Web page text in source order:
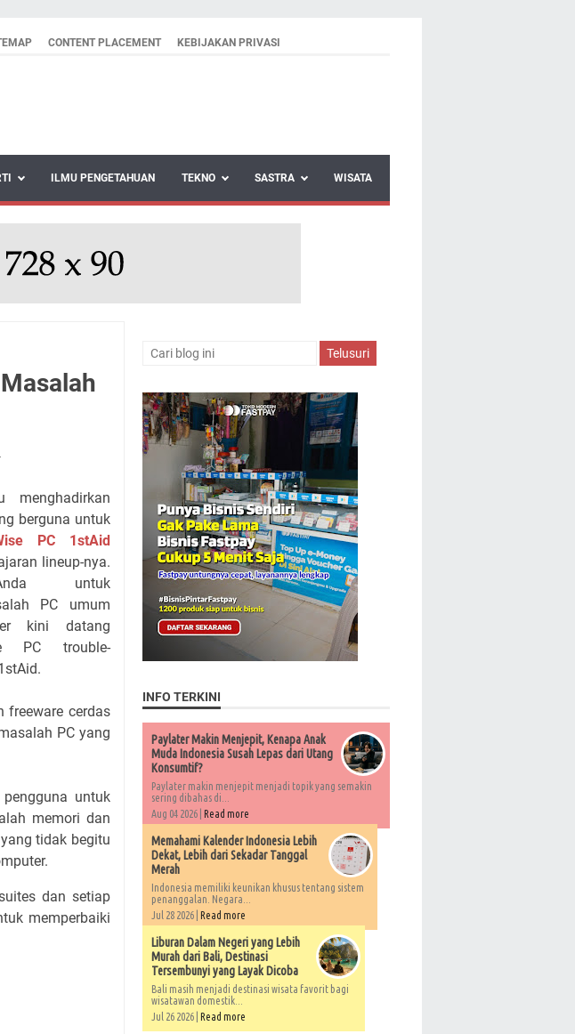
CONTENT PLACEMENT KEBIJAKAN PRIVASI
ILMU PENGETAHUAN TEKNO SASTRA WISATA
menghadirkan
berguna untuk
PC 1stAid
lineup-nya.
untuk
PC umum
kini datang
PC trouble-
freeware cerdas
PC yang
untuk
memori dan
tidak begitu
dan setiap
memperbaiki
INFO TERKINI
Paylater Makin Menjepit, Kenapa Anak
Muda Indonesia Susah Lepas dari Utang
Konsumtif?
Paylater makin menjepit menjadi topik yang semakin
sering dibahas di...
Aug 04 2026 | Read more
Memahami Kalender Indonesia Lebih
Dekat, Lebih dari Sekadar Tanggal
Merah
Indonesia memiliki keunikan khusus tentang sistem
penanggalan. Negara...
Jul 28 2026 | Read more
Liburan Dalam Negeri yang Lebih
Murah dari Bali, Destinasi
Tersembunyi yang Layak Dicoba
Bali masih menjadi destinasi wisata favorit bagi
wisatawan domestik...
Jul 26 2026 | Read more